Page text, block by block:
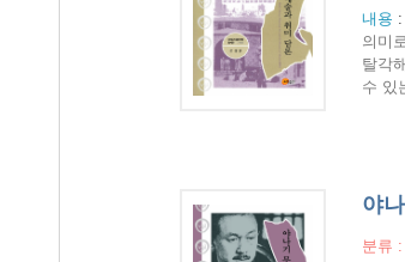
내용 :
의미
탈각
수 있
야
분류 :